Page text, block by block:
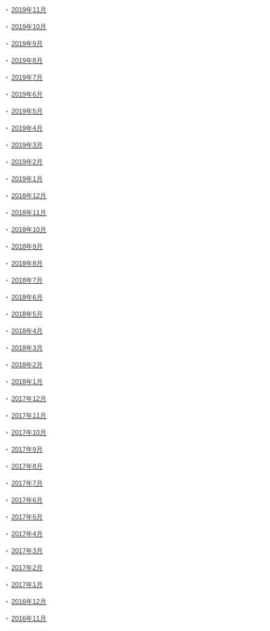
2019年11月
2019年10月
2019年9月
2019年8月
2019年7月
2019年6月
2019年5月
2019年4月
2019年3月
2019年2月
2019年1月
2018年12月
2018年11月
2018年10月
2018年9月
2018年8月
2018年7月
2018年6月
2018年5月
2018年4月
2018年3月
2018年2月
2018年1月
2017年12月
2017年11月
2017年10月
2017年9月
2017年8月
2017年7月
2017年6月
2017年5月
2017年4月
2017年3月
2017年2月
2017年1月
2016年12月
2016年11月